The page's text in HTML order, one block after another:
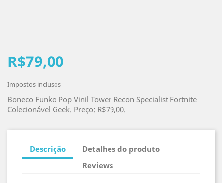
R$79,00
Impostos inclusos
Boneco Funko Pop Vinil Tower Recon Specialist Fortnite
Colecionável Geek. Preço: R$79,00.
Descrição
Detalhes do produto
Reviews